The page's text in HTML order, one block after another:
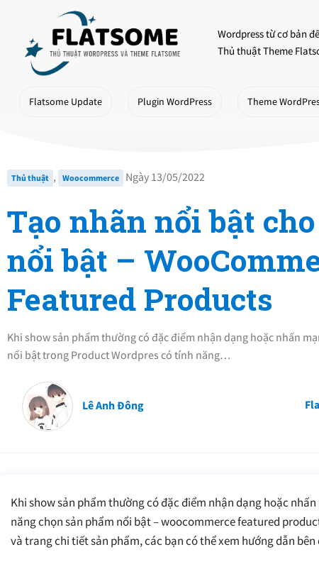
content
Wordpress từ cơ bản
Thủ thuật Theme
Flatsome Update Plugin WordPress Theme
Thủ thuật , Woocommerce Ngày 13/05/2022
Tạo nhãn nổi bật
nổi bật –
Featured Products
Khi show sản phẩm thường có đặc điểm nhận dạng hoặc nhấn
nổi bật trong Product Wordpres có tính năng…
Lê Anh Đông
Khi show sản phẩm thường có đặc điểm nhận dạng hoặc
năng chọn sản phẩm nổi bật – woocommerce featured
và trang chi tiết sản phẩm, các bạn có thể xem hướng dẫn bên